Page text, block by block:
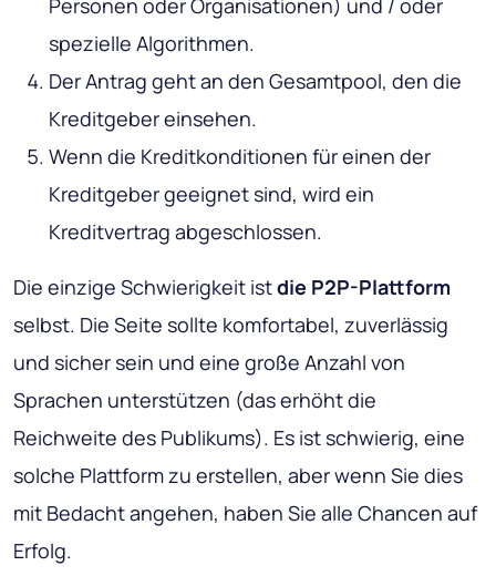
Personen oder Organisationen) und / oder
spezielle Algorithmen.
Der Antrag geht an den Gesamtpool, den die
Kreditgeber einsehen.
Wenn die Kreditkonditionen für einen der
Kreditgeber geeignet sind, wird ein
Kreditvertrag abgeschlossen.
Die einzige Schwierigkeit istdie P2P-Plattform
selbst. Die Seite sollte komfortabel, zuverlässig
und sicher sein und eine große Anzahl von
Sprachen unterstützen (das erhöht die
Reichweite des Publikums). Es ist schwierig, eine
solche Plattform zu erstellen, aber wenn Sie dies
mit Bedacht angehen, haben Sie alle Chancen auf
Erfolg.